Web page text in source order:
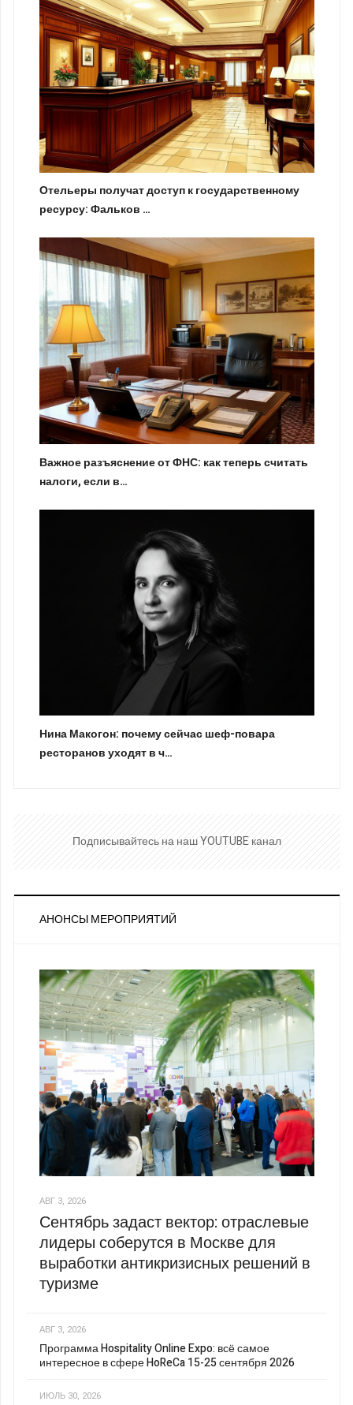
Отельеры получат доступ к государственному
ресурсу: Фальков …
Важное разъяснение от ФНС: как теперь считать
налоги, если в…
Нина Макогон: почему сейчас шеф-повара
ресторанов уходят в ч…
Подписывайтесь на наш YOUTUBE канал
АНОНСЫ МЕРОПРИЯТИЙ
АВГ 3, 2026
Сентябрь задаст вектор: отраслевые
лидеры соберутся в Москве для
выработки антикризисных решений в
туризме
АВГ 3, 2026
Программа Hospitality Online Expo: всё самое
интересное в сфере HoReCa 15-25 сентября 2026
ИЮЛЬ 30, 2026